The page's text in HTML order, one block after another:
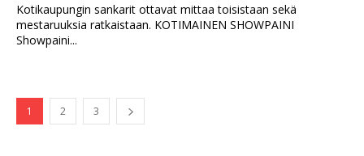
Kotikaupungin sankarit ottavat mittaa toisistaan sekä
mestaruuksia ratkaistaan. KOTIMAINEN SHOWPAINI
Showpaini...
1 2 3